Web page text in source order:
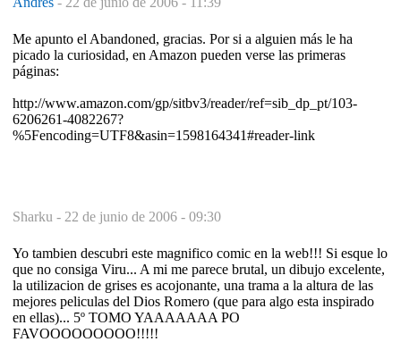
Me apunto el Abandoned, gracias. Por si a alguien más le ha
picado la curiosidad, en Amazon pueden verse las primeras
páginas:
http://www.amazon.com/gp/sitbv3/reader/ref=sib_dp_pt/103-
6206261-4082267?
%5Fencoding=UTF8&asin=1598164341#reader-link
Sharku - 22 de junio de 2006 - 09:30
Yo tambien descubri este magnifico comic en la web!!! Si esque lo
que no consiga Viru... A mi me parece brutal, un dibujo excelente,
la utilizacion de grises es acojonante, una trama a la altura de las
mejores peliculas del Dios Romero (que para algo esta inspirado
en ellas)... 5º TOMO YAAAAAAA PO
FAVOOOOOOOOO!!!!!